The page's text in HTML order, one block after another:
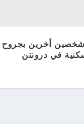
أخرين
في درونتن